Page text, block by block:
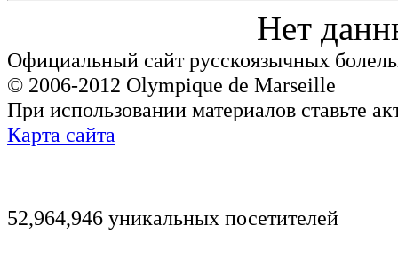
Нет
Официальный сайт русскоязычных
© 2006-2012 Olympique de Marseille
При использовании материалов ставьте
Карта сайта
52,964,946 уникальных посетителей